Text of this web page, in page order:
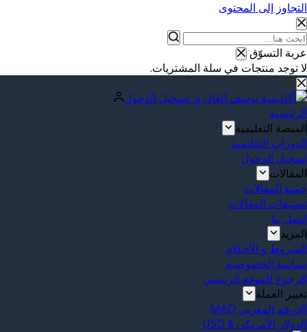
التجاوز إلى المحتوى
عربة التسوّق
لا توجد منتجات في سلة المشتريات.
تسجيل الدخول
الرئيسية
المنصة التعليمية
الدورات التعليمية
تسجيل الدخول
المقالات
جميع المقالات
تصنيفات المقالات
إتصل بنا
المزيد
الشروط و الأحكام
سياسة الخصوصية
الرجوع للموقع الرئيسي
تغيير العملة
الدرهم المغربي MAD
الدولار الأمريكي $ USD